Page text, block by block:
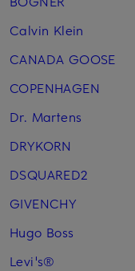
Calvin Klein
CANADA GOOSE
COPENHAGEN
Dr. Martens
DRYKORN
DSQUARED2
GIVENCHY
Hugo Boss
Levi's®